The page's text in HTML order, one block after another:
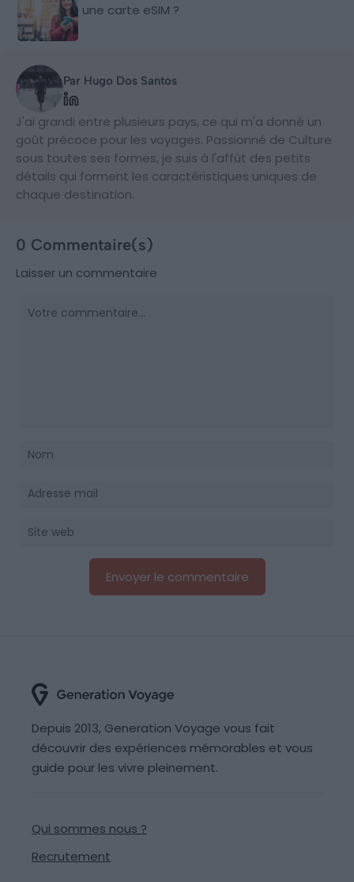
une carte eSIM ?
Par Hugo Dos Santos
J'ai grandi entre plusieurs pays, ce qui m'a donné un
goût précoce pour les voyages. Passionné de Culture
sous toutes ses formes, je suis à l'affût des petits
détails qui forment les caractéristiques uniques de
chaque destination.
0 Commentaire(s)
Laisser un commentaire
Depuis 2013, Generation Voyage vous fait
découvrir des expériences mémorables et vous
guide pour les vivre pleinement.
Qui sommes nous ?
Recrutement